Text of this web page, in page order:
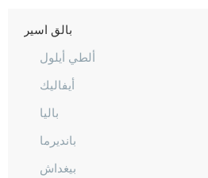
بالق أسير
ألطي أيلول
أيفاليك
باليا
بانديرما
بيغداش